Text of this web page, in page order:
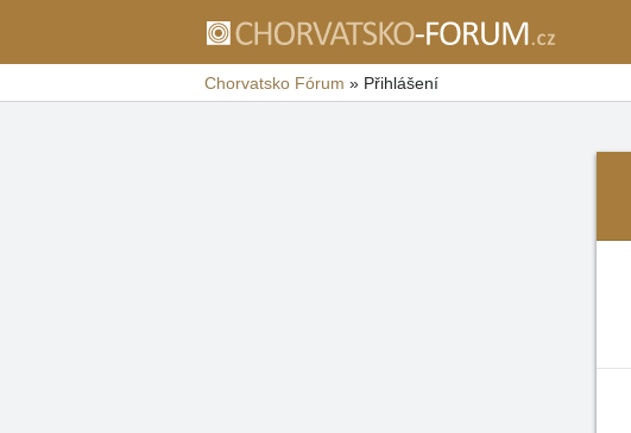
Chorvatsko Fórum » Přihlášení